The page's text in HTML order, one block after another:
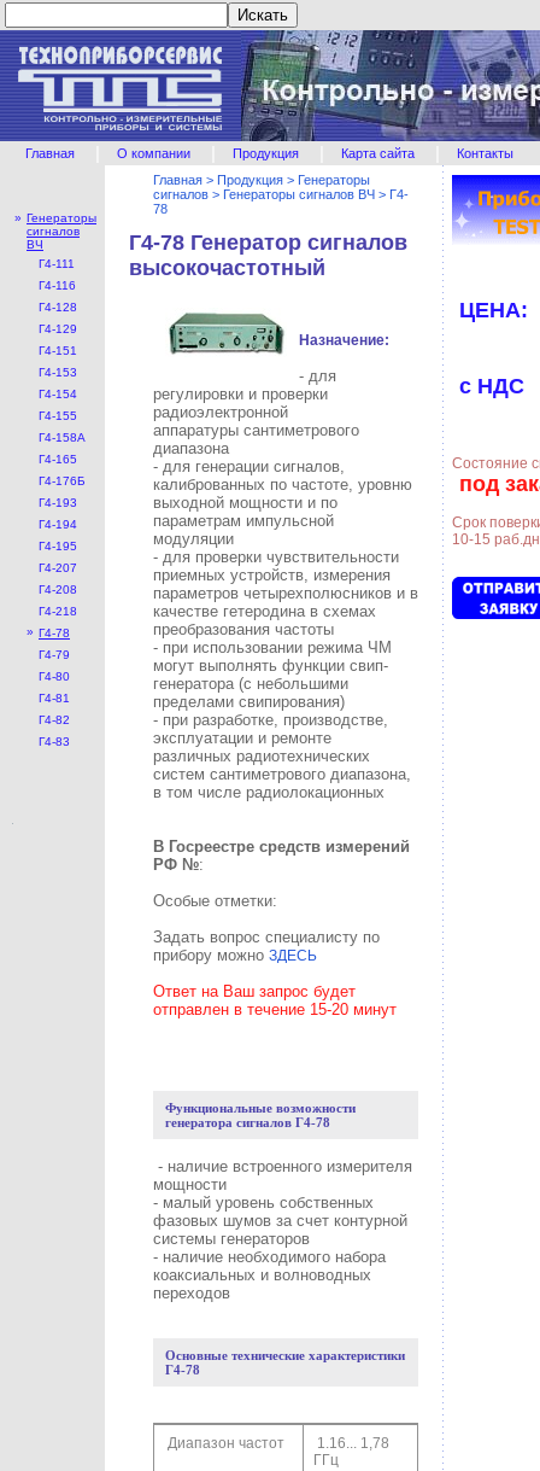
Главная О компании Продукция Карта сайта Контакты
» Генераторы
сигналов
ВЧ
Г4-111
Г4-116
Г4-128
Г4-129
Г4-151
Г4-153
Г4-154
Г4-155
Г4-158А
Г4-165
Г4-176Б
Г4-193
Г4-194
Г4-195
Г4-207
Г4-208
Г4-218
» Г4-78
Г4-79
Г4-80
Г4-81
Г4-82
Г4-83
Главная > Продукция > Генераторы
сигналов > Генераторы сигналов ВЧ > Г4-
78
Г4-78 Генератор сигналов
высокочастотный
Назначение:
- для
регулировки и проверки
радиоэлектронной
аппаратуры сантиметрового
диапазона
- для генерации сигналов,
калиброванных по частоте, уровню
выходной мощности и по
параметрам импульсной
модуляции
- для проверки чувствительности
приемных устройств, измерения
параметров четырехполюсников и в
качестве гетеродина в схемах
преобразования частоты
- при использовании режима ЧМ
могут выполнять функции свип-
генератора (с небольшими
пределами свипирования)
- при разработке, производстве,
эксплуатации и ремонте
различных радиотехнических
систем сантиметрового диапазона,
в том числе радиолокационных
В Госреестре средств измерений
РФ №:
Особые отметки:
Задать вопрос специалисту по
прибору можно ЗДЕСЬ
Ответ на Ваш запрос будет
отправлен в течение 15-20 минут
Функциональные возможности
генератора сигналов Г4-78
- наличие встроенного измерителя
мощности
- малый уровень собственных
фазовых шумов за счет контурной
системы генераторов
- наличие необходимого набора
коаксиальных и волноводных
переходов
Основные технические характеристики
Г4-78
Диапазон частот
1.16... 1,78
ГГц
ЦЕНА:
с НДС
Состояние
под
Срок
10-15